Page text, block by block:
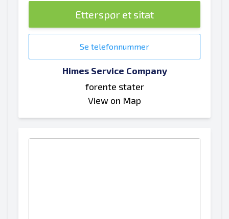
Etterspør et sitat
Se telefonnummer
Himes Service Company
forente stater
View on Map